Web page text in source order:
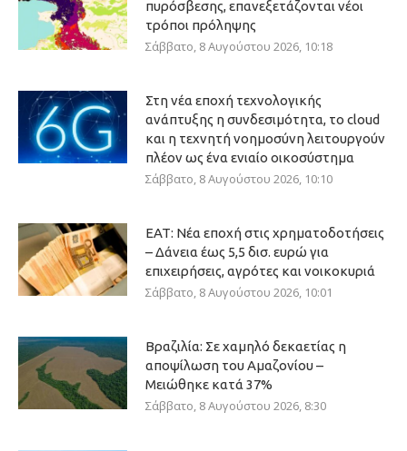
πυρόσβεσης, επανεξετάζονται νέοι
τρόποι πρόληψης
Σάββατο, 8 Αυγούστου 2026, 10:18
Στη νέα εποχή τεχνολογικής
ανάπτυξης η συνδεσιμότητα, το cloud
και η τεχνητή νοημοσύνη λειτουργούν
πλέον ως ένα ενιαίο οικοσύστημα
Σάββατο, 8 Αυγούστου 2026, 10:10
ΕΑΤ: Νέα εποχή στις χρηματοδοτήσεις
– Δάνεια έως 5,5 δισ. ευρώ για
επιχειρήσεις, αγρότες και νοικοκυριά
Σάββατο, 8 Αυγούστου 2026, 10:01
Βραζιλία: Σε χαμηλό δεκαετίας η
αποψίλωση του Αμαζονίου –
Μειώθηκε κατά 37%
Σάββατο, 8 Αυγούστου 2026, 8:30